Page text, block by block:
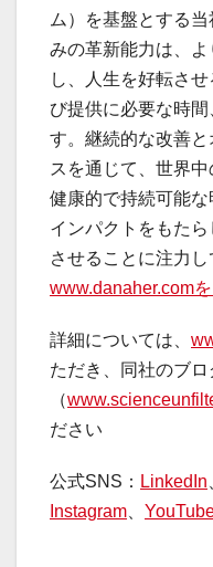
ム）を基盤とする
みの革新能力は、
し、人生を好転さ
び提供に必要な時
す。継続的な改善
スを通じて、世界
健康的で持続可能
インパクトをもた
させることに注力し
www.danaher.com
詳細については、
ただき、同社のブロ
（
ださい
公式SNS： LinkedIn
Instagram、